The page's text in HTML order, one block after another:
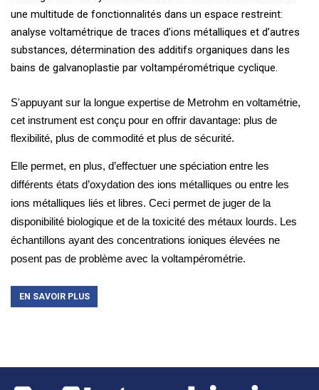
une multitude de fonctionnalités dans un espace restreint:
analyse voltamétrique de traces d’ions métalliques et d’autres
substances, détermination des additifs organiques dans les
bains de galvanoplastie par voltampérométrique cyclique.
S'appuyant sur la longue expertise de Metrohm en voltamétrie,
cet instrument est conçu pour en offrir davantage: plus de
flexibilité, plus de commodité et plus de sécurité.
Elle permet, en plus, d’effectuer une spéciation entre les
différents états d’oxydation des ions métalliques ou entre les
ions métalliques liés et libres. Ceci permet de juger de la
disponibilité biologique et de la toxicité des métaux lourds. Les
échantillons ayant des concentrations ioniques élevées ne
posent pas de problème avec la voltampérométrie.
EN SAVOIR PLUS